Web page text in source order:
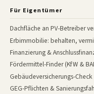
Für Eigentümer
Dachfläche an PV-Betreiber
Erbimmobilie: behalten,
Finanzierung &
Fördermittel-Finder (KfW &
Gebäudeversicherungs-Check
GEG-Pflichten &